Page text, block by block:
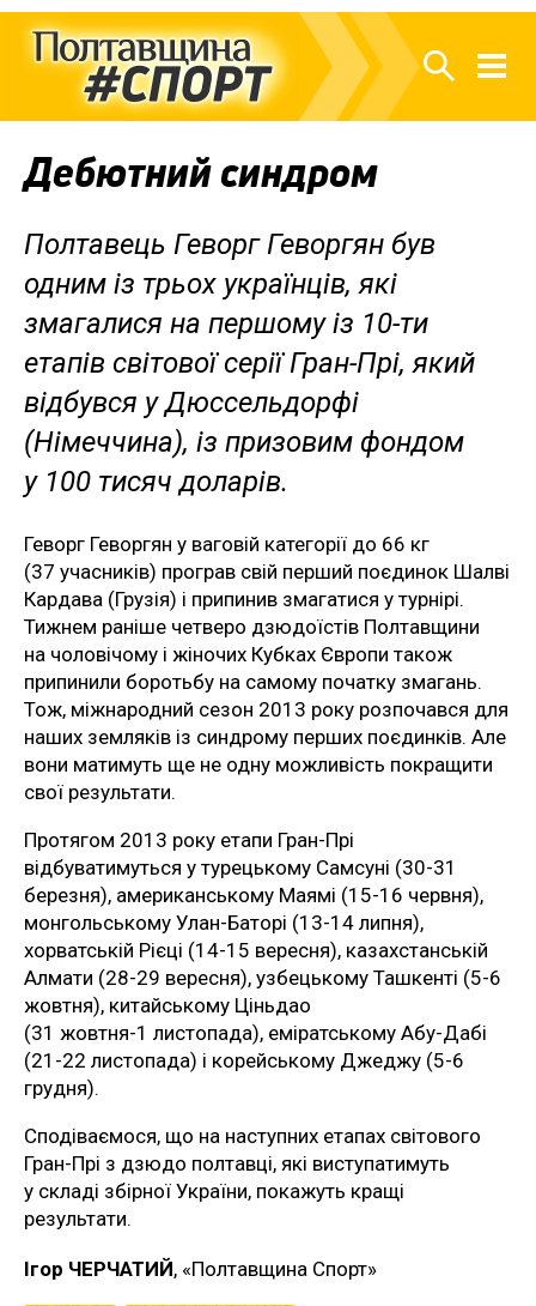
Дебютний синдром
Полтавець Геворг Геворгян був
одним із трьох українців, які
змагалися на першому із 10-ти
етапів світової серії Гран-Прі, який
відбувся у Дюссельдорфі
(Німеччина), із призовим фондом
у 100 тисяч доларів.
Геворг Геворгян у ваговій категорії до 66 кг
(37 учасників) програв свій перший поєдинок Шалві
Кардава (Грузія) і припинив змагатися у турнірі.
Тижнем раніше четверо дзюдоїстів Полтавщини
на чоловічому і жіночих Кубках Європи також
припинили боротьбу на самому початку змагань.
Тож, міжнародний сезон 2013 року розпочався для
наших земляків із синдрому перших поєдинків. Але
вони матимуть ще не одну можливість покращити
свої результати.
Протягом 2013 року етапи Гран-Прі
відбуватимуться у турецькому Самсуні (30-31
березня), американському Маямі (15-16 червня),
монгольському Улан-Баторі (13-14 липня),
хорватській Рієці (14-15 вересня), казахстанській
Алмати (28-29 вересня), узбецькому Ташкенті (5-6
жовтня), китайському Ціньдао
(31 жовтня-1 листопада), еміратському Абу-Дабі
(21-22 листопада) і корейському Джеджу (5-6
грудня).
Сподіваємося, що на наступних етапах світового
Гран-Прі з дзюдо полтавці, які виступатимуть
у складі збірної України, покажуть кращі
результати.
Ігор ЧЕРЧАТИЙ, «Полтавщина Спорт»